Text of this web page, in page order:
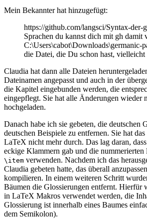
Mein Bekannter hat hinzugefügt:
https://github.com/langsci/Syntax-der-
Sprachen du kannst dich mit gh damit
C:\Users\cabot\Downloads\germanic-
die Datei, die Du schon hast,
Claudia hat dann alle Dateien
Dateinamen angepasst und auch in der
die Kapitel eingebunden werden, die
eingepflegt. Sie hat alle Änderungen wieder
hochgeladen.
Danach habe ich sie gebeten, die deutschen
deutschen Beispiele zu entfernen. Sie hat
LaTeX nicht mehr durch. Das lag daran,
eckige Klammern gab und die nummerierten
\item verwenden. Nachdem ich das
Claudia gebeten hatte, das überall
kompilieren. In einem weiteren Schritt
Bäumen die Glossierungen entfernt. Hierfür
in LaTeX Makros verwendet werden, die
Glossierung ist innerhalb eines Baumes
dem Semikolon).